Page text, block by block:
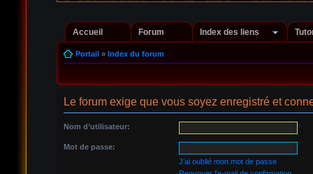
Accueil Forum Index des liens
Portail» Index du forum
Le forum exige que vous soyez enregistré et
Nom d’utilisateur:
Mot de passe:
J’ai oublié mon mot de passe